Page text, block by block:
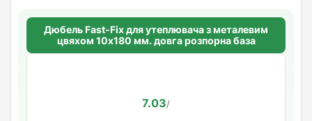
Дюбель Fast-Fix для утеплювача з металевим
цвяхом 10х180 мм. довга розпорна база
7.03/